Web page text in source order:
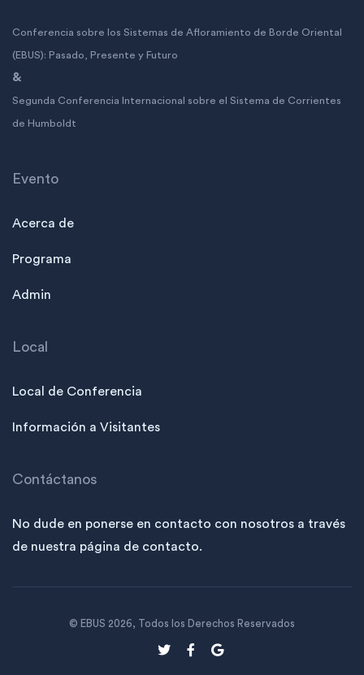
Conferencia sobre los Sistemas de Afloramiento de Borde Oriental
(EBUS): Pasado, Presente y Futuro
&
Segunda Conferencia Internacional sobre el Sistema de Corrientes
de Humboldt
Evento
Acerca de
Programa
Admin
Local
Local de Conferencia
Información a Visitantes
Contáctanos
No dude en ponerse en contacto con nosotros a través
de nuestra página de contacto.
© EBUS 2026, Todos los Derechos Reservados